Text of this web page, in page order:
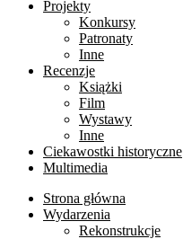
Projekty
Konkursy
Patronaty
Inne
Recenzje
Książki
Film
Wystawy
Inne
Ciekawostki historyczne
Multimedia
Strona główna
Wydarzenia
Rekonstrukcje